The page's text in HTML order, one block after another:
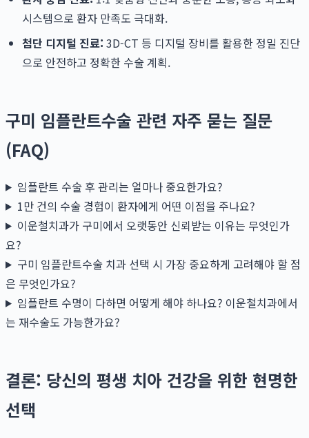
시스템으로 환자 만족도 극대화.
첨단 디지털 진료: 3D-CT 등 디지털 장비를 활용한 정밀 진단
으로 안전하고 정확한 수술 계획.
구미 임플란트수술 관련 자주 묻는 질문
(FAQ)
임플란트 수술 후 관리는 얼마나 중요한가요?
1만 건의 수술 경험이 환자에게 어떤 이점을 주나요?
이운철치과가 구미에서 오랫동안 신뢰받는 이유는 무엇인가
요?
구미 임플란트수술 치과 선택 시 가장 중요하게 고려해야 할 점
은 무엇인가요?
임플란트 수명이 다하면 어떻게 해야 하나요? 이운철치과에서
는 재수술도 가능한가요?
결론: 당신의 평생 치아 건강을 위한 현명한
선택